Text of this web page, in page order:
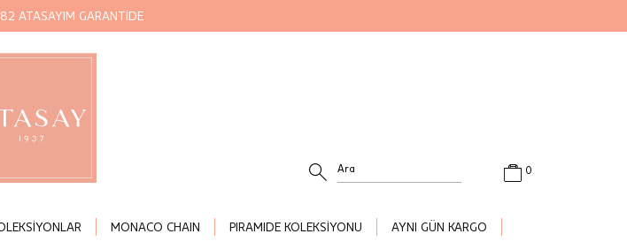
ATASAYIM GARANTİDE
MONACO CHAIN PIRAMIDE KOLEKSİYONU AYNI GÜN KARGO
0